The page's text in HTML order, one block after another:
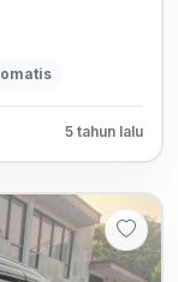
5 tahun lalu